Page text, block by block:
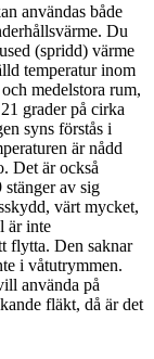
användas både
Du
(spridd) värme
temperatur inom
medelstora rum,
grader på cirka
syns förstås i
är nådd
Det är också
av sig
värt mycket,
är inte
flytta. Den saknar
i våtutrymmen.
använda på
fläkt, då är det